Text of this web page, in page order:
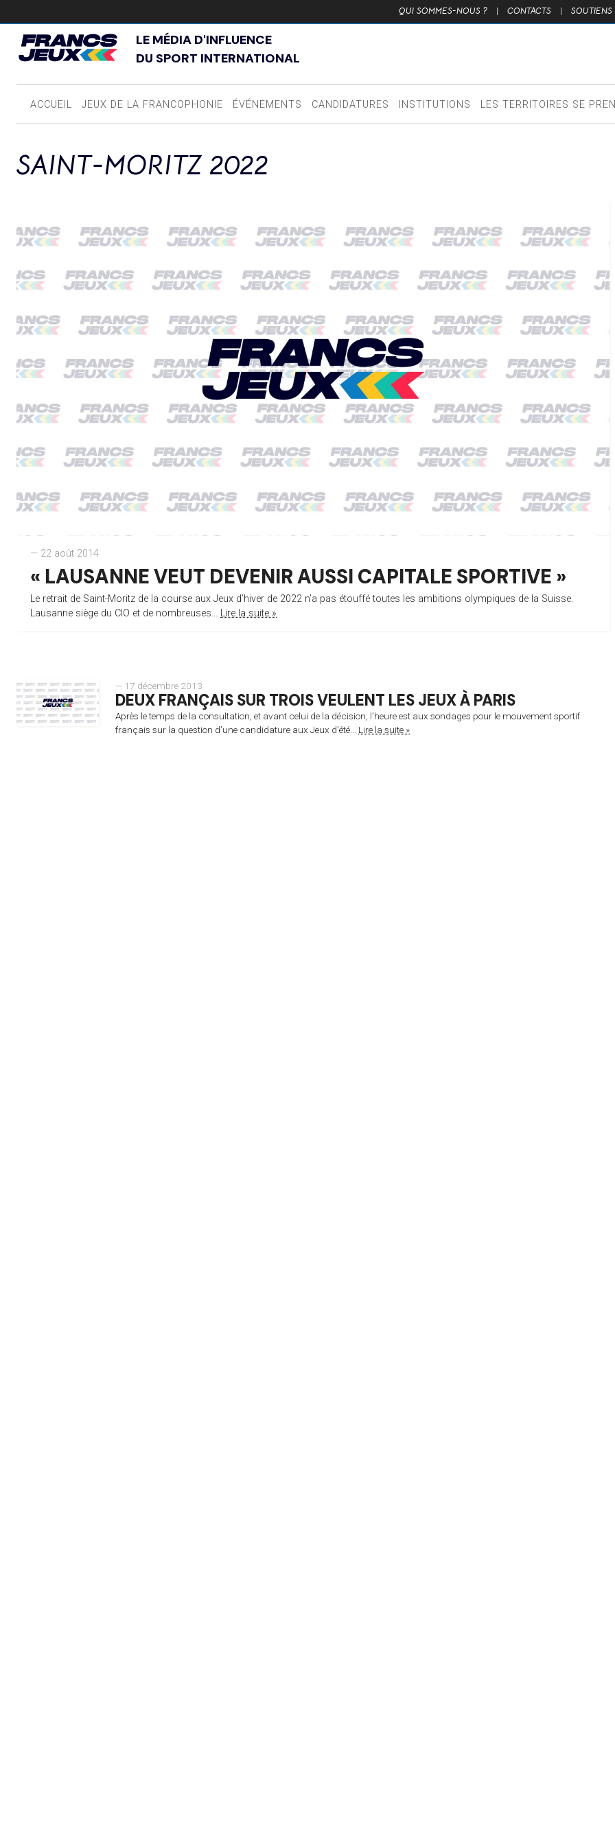
QUI SOMMES-NOUS ? | CONTACTS | SOUTIENS
LE MÉDIA D'INFLUENCE
DU SPORT INTERNATIONAL
ACCUEIL JEUX DE LA FRANCOPHONIE ÉVÉNEMENTS CANDIDATURES INSTITUTIONS LES TERRITOIRES SE
SAINT-MORITZ 2022
— 22 août 2014
« LAUSANNE VEUT DEVENIR AUSSI CAPITALE SPORTIVE »
Le retrait de Saint-Moritz de la course aux Jeux d’hiver de 2022 n’a pas étouffé toutes les ambitions olympiques de la Suisse.
Lausanne siège du CIO et de nombreuses... Lire la suite »
— 17 décembre 2013
DEUX FRANÇAIS SUR TROIS VEULENT LES JEUX À PARIS
Après le temps de la consultation, et avant celui de la décision, l’heure est aux sondages pour le mouvement sportif
français sur la question d’une candidature aux Jeux d’été... Lire la suite »